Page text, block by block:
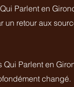
Parlent en
un retour aux
Parlent en
changé.